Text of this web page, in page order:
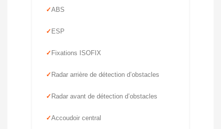
ABS
ESP
Fixations ISOFIX
Radar arrière de détection d’obstacles
Radar avant de détection d’obstacles
Accoudoir central